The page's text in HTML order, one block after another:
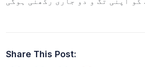
Share This Post: